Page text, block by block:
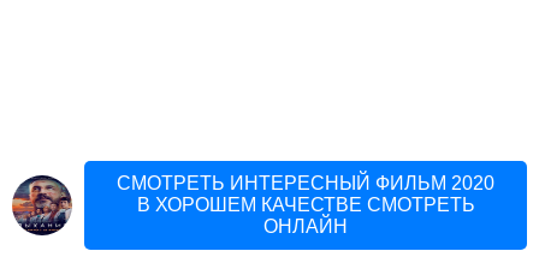
СМОТРЕТЬ ИНТЕРЕСНЫЙ ФИЛЬМ 2020
В ХОРОШЕМ КАЧЕСТВЕ СМОТРЕТЬ
ОНЛАЙН